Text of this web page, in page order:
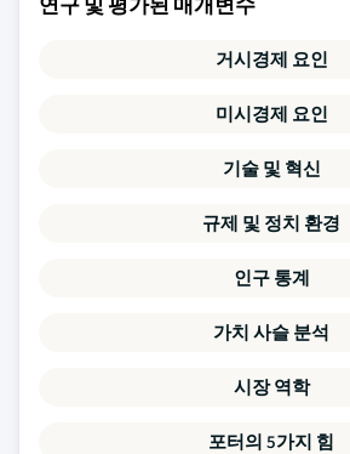
거시경제 요인
미시경제 요인
기술 및 혁신
규제 및 정치 환경
인구 통계
가치 사슬 분석
시장 역학
포터의 5가지 힘